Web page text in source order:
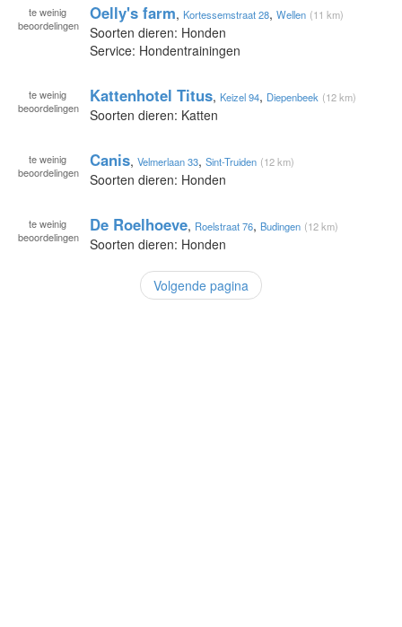
te weinig
beoordelingen
Oelly's farm, Kortessemstraat 28, Wellen (11 km)
Soorten dieren: Honden
Service: Hondentrainingen
te weinig
beoordelingen
Kattenhotel Titus, Keizel 94, Diepenbeek (12 km)
Soorten dieren: Katten
te weinig
beoordelingen
Canis, Velmerlaan 33, Sint-Truiden (12 km)
Soorten dieren: Honden
te weinig
beoordelingen
De Roelhoeve, Roelstraat 76, Budingen (12 km)
Soorten dieren: Honden
Volgende pagina